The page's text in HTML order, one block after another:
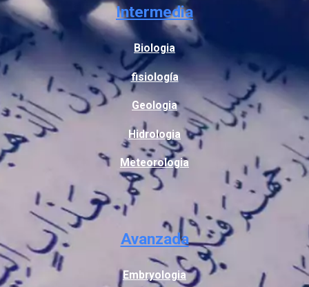
Intermedia
Biologia
fisiología
Geologia
Hidrologia
Meteorologia
Avanzada
Embryologia